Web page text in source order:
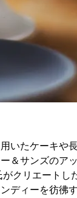
いたケーキや
＆サンズのア
クリエートし
ディーを彷彿